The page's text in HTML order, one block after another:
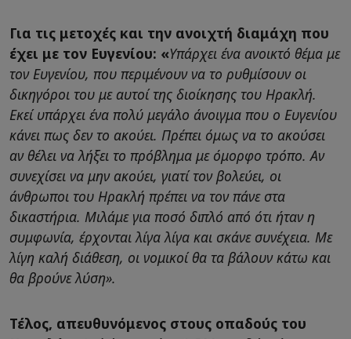
Για τις μετοχές και την ανοιχτή διαμάχη που
έχει με τον Ευγενίου: «Υπάρχει ένα ανοικτό θέμα με
τον Ευγενίου, που περιμένουν να το ρυθμίσουν οι
δικηγόροι του με αυτοί της διοίκησης του Ηρακλή.
Εκεί υπάρχει ένα πολύ μεγάλο άνοιγμα που ο Ευγενίου
κάνει πως δεν το ακούει. Πρέπει όμως να το ακούσει
αν θέλει να λήξει το πρόβλημα με όμορφο τρόπο. Αν
συνεχίσει να μην ακούει, γιατί τον βολεύει, οι
άνθρωποι του Ηρακλή πρέπει να τον πάνε στα
δικαστήρια. Μιλάμε για ποσό διπλό από ότι ήταν η
συμφωνία, έρχονται λίγα λίγα και σκάνε συνέχεια. Με
λίγη καλή διάθεση, οι νομικοί θα τα βάλουν κάτω και
θα βρούνε λύση».
Τέλος, απευθυνόμενος στους οπαδούς του